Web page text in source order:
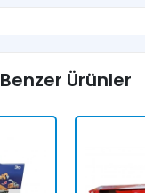
Benzer Ürünler